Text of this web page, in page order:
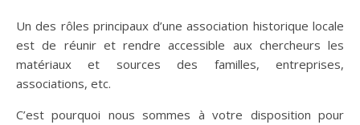
Un des rôles principaux d’une association historique locale
est de réunir et rendre accessible aux chercheurs les
matériaux et sources des familles, entreprises,
associations, etc.
C’est pourquoi nous sommes à votre disposition pour